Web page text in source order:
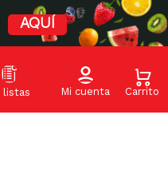
AQUÍ